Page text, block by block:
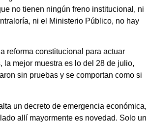
no tienen ningún freno institucional, ni
ni el Ministerio Público, no hay
reforma constitucional para actuar
la mejor muestra es lo del 28 de julio,
sin pruebas y se comportan como si
un decreto de emergencia económica,
allí mayormente es novedad. Solo un